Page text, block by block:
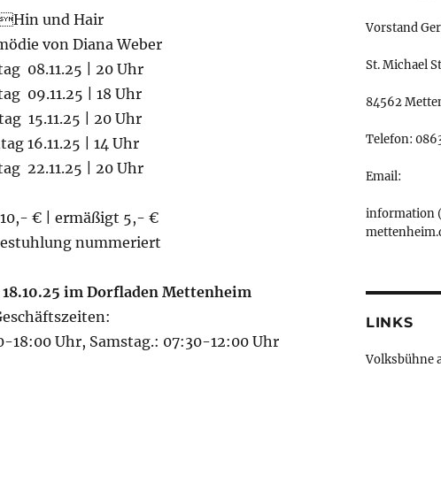
Hin und Hair
von Diana Weber
08.11.25 | 20 Uhr
09.11.25 | 18 Uhr
15.11.25 | 20 Uhr
16.11.25 | 14 Uhr
22.11.25 | 20 Uhr
€ | ermäßigt 5,- €
nummeriert
im Dorfladen Mettenheim
18:00 Uhr, Samstag.: 07:30-12:00 Uhr
Vorstand
St. Michael
84562
Telefon:
Email:
information
LINKS
Volksbühne